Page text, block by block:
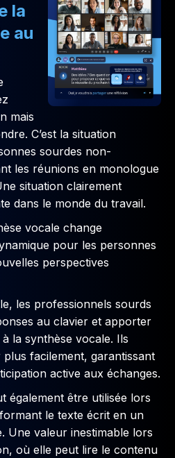
la
au
mais
C’est la situation
sourdes non-
les réunions en monologue
situation clairement
dans le monde du travail.
vocale change
pour les personnes
perspectives
les professionnels sourds
au clavier et apporter
la synthèse vocale. Ils
facilement, garantissant
active aux échanges.
également être utilisée lors
le texte écrit en un
Une valeur inestimable lors
où elle peut lire le contenu